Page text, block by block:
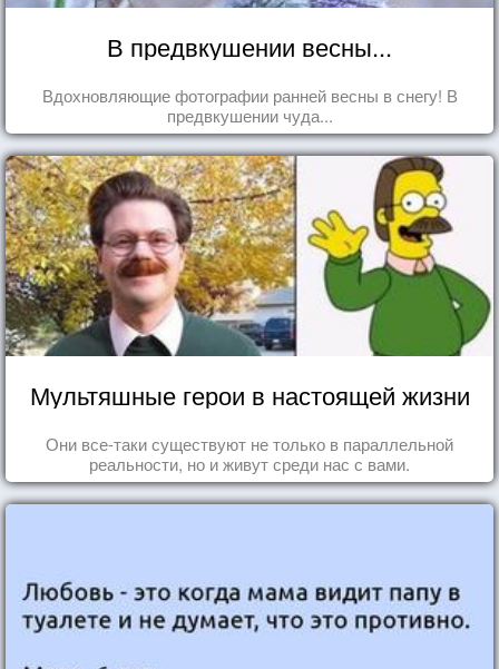
В предвкушении весны...
Вдохновляющие фотографии ранней весны в снегу! В
предвкушении чуда...
Мультяшные герои в настоящей жизни
Они все-таки существуют не только в параллельной
реальности, но и живут среди нас с вами.